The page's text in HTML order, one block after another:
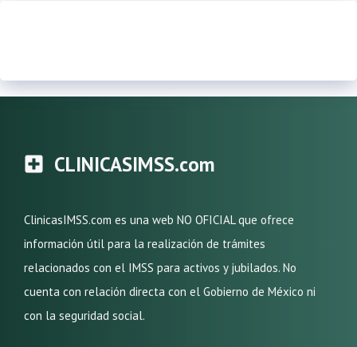
CLINICASIMSS.com
ClinicasIMSS.com es una web NO OFICIAL que ofrece
información útil para la realización de trámites
relacionados con el IMSS para activos y jubilados. No
cuenta con relación directa con el Gobierno de México ni
con la seguridad social.